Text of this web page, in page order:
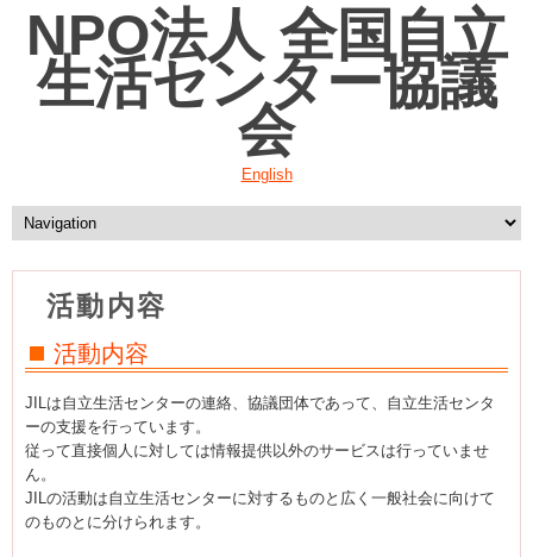
NPO法人 全国自立
生活センター協議
会
English
活動内容
活動内容
JILは自立生活センターの連絡、協議団体であって、自立生活センタ
ーの支援を行っています。
従って直接個人に対しては情報提供以外のサービスは行っていませ
ん。
JILの活動は自立生活センターに対するものと広く一般社会に向けて
のものとに分けられます。